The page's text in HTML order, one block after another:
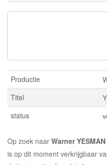
Productie
Titel
status
Op zoek naar Warner YESMAN
is op dit moment verkrijgbaar